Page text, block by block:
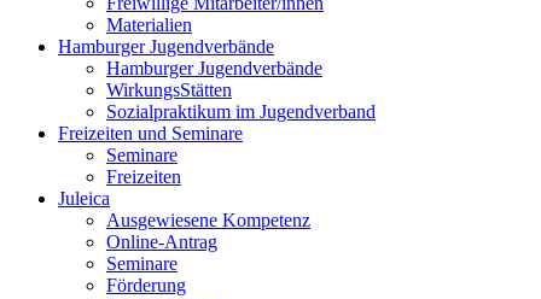
Materialien
Hamburger Jugendverbände
Hamburger Jugendverbände
WirkungsStätten
Sozialpraktikum im Jugendverband
Freizeiten und Seminare
Seminare
Freizeiten
Juleica
Ausgewiesene Kompetenz
Online-Antrag
Seminare
Förderung